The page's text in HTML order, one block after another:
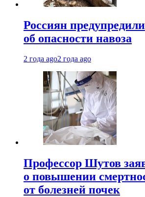
Россиян предупредили
об опасности навоза
2 года ago2 года ago
Профессор Шутов
о повышении
от болезней почек